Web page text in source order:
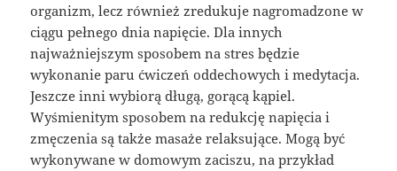
organizm, lecz również zredukuje nagromadzone w
ciągu pełnego dnia napięcie. Dla innych
najważniejszym sposobem na stres będzie
wykonanie paru ćwiczeń oddechowych i medytacja.
Jeszcze inni wybiorą długą, gorącą kąpiel.
Wyśmienitym sposobem na redukcję napięcia i
zmęczenia są także masaże relaksujące. Mogą być
wykonywane w domowym zaciszu, na przykład